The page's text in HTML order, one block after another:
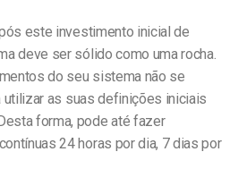
este investimento inicial de
deve ser sólido como uma rocha.
do seu sistema não se
utilizar as suas definições iniciais
forma, pode até fazer
24 horas por dia, 7 dias por